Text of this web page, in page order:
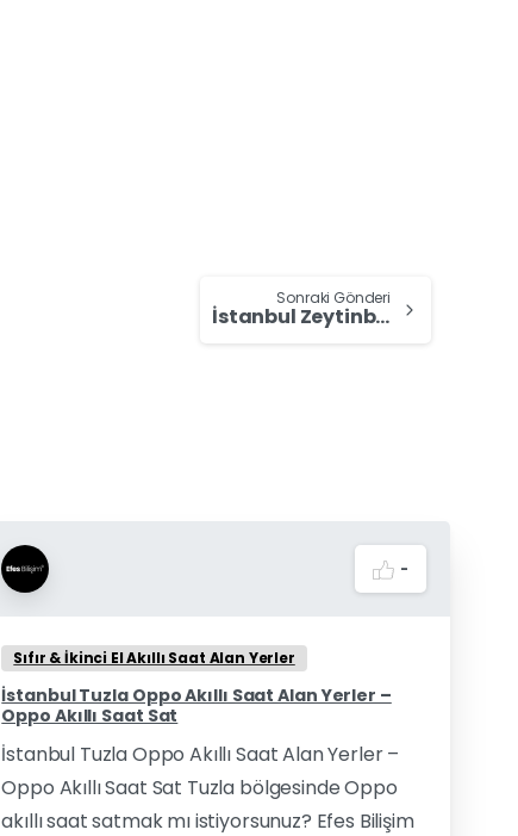
Sonraki Gönderi
İstanbul Zeytinburnu Oppo Akıllı Saat Alan Yerler – Oppo Akıllı Saat Sat
-
Sıfır & İkinci El Akıllı Saat Alan Yerler
İstanbul Tuzla Oppo Akıllı Saat Alan Yerler –
Oppo Akıllı Saat Sat
İstanbul Tuzla Oppo Akıllı Saat Alan Yerler –
Oppo Akıllı Saat Sat Tuzla bölgesinde Oppo
akıllı saat satmak mı istiyorsunuz? Efes Bilişim